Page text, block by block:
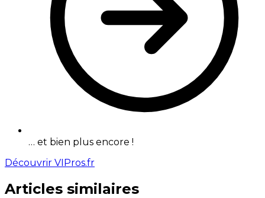
… et bien plus encore !
Découvrir VIPros.fr
Articles similaires